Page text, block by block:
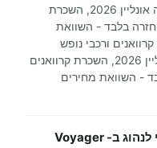
נופש בדבלין - השוואת מחירים והזמנה אונליין 2026, השכרת
בלבד - השוואת
2026, השכרת קרוואנים ורכבי נופש
בלונדון - השוואת מחירים והזמנה אונליין 2026, השכרת קרוואנים
- השוואת מחירים
האם דרוש רישיון נהיגה מיוחד כדי לנהוג בVoyager -